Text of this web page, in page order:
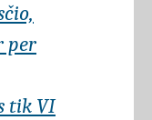
per
tik VI